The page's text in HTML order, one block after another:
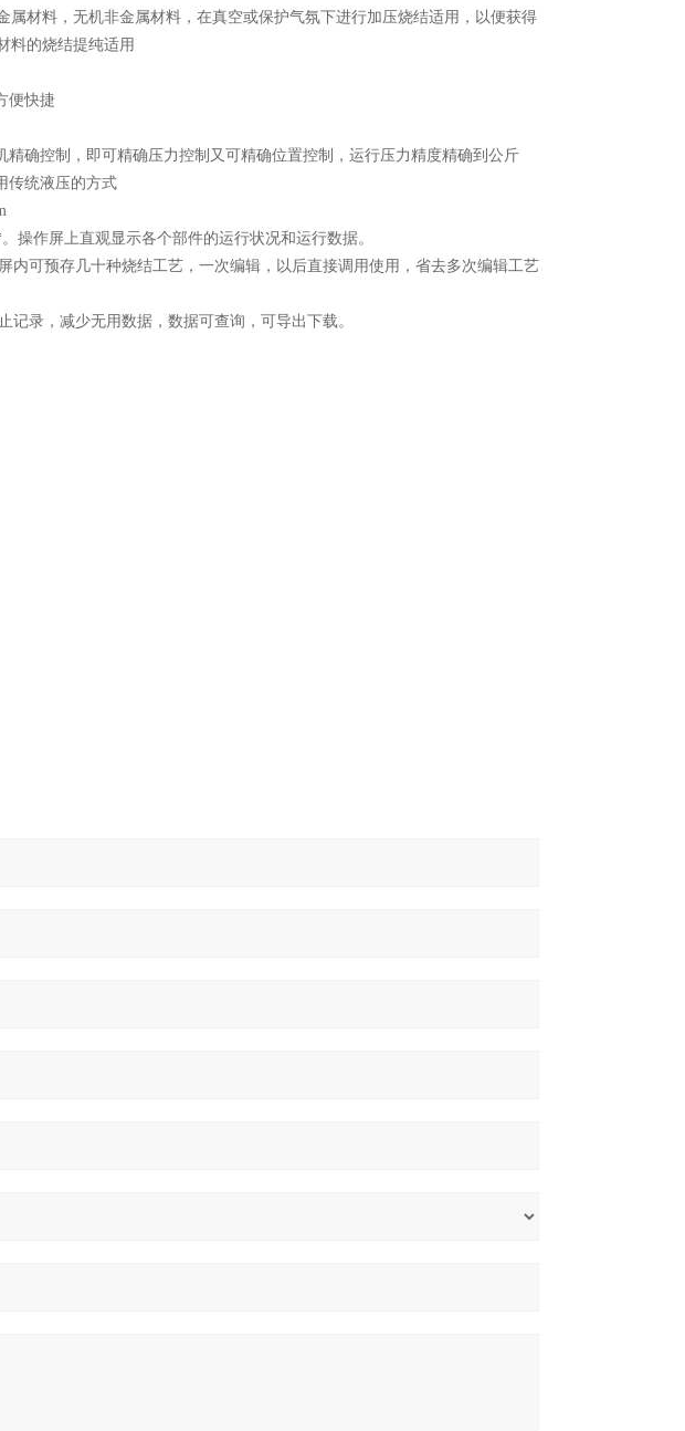
材料，无机非金属材料，在真空或保护气氛下进行加压烧结适用，以便获得
料的烧结提纯适用
便快捷
确控制，即可精确压力控制又可精确位置控制，运行压力精度精确到公斤
传统液压的方式
操作屏上直观显示各个部件的运行状况和运行数据。
内可预存几十种烧结工艺，一次编辑，以后直接调用使用，省去多次编辑工艺
记录，减少无用数据，数据可查询，可导出下载。